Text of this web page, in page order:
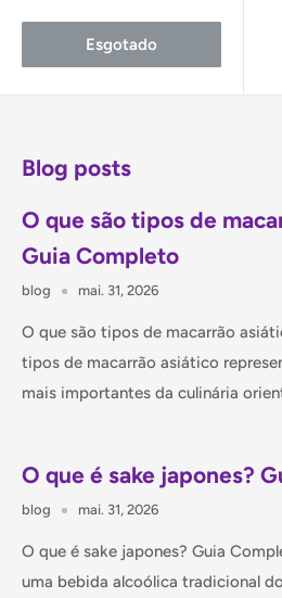
Esgotado
Blog posts
O que são tipos de
Guia Completo
blog mai. 31, 2026
O que são tipos de macarrão
tipos de macarrão asiático
mais importantes da culinária
O que é sake japones?
blog mai. 31, 2026
O que é sake japones? Guia
uma bebida alcoólica tradicional